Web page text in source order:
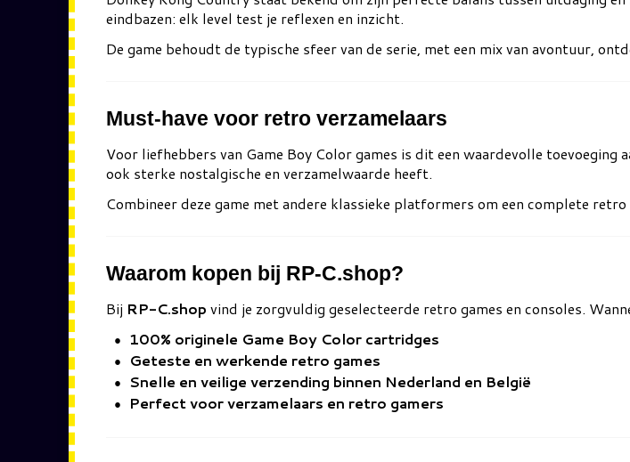
eindbazen: elk level test je reflexen en inzicht.
De game behoudt de typische sfeer van de serie, met een mix van avontuur,
Must-have voor retro verzamelaars
Voor liefhebbers van Game Boy Color games is dit een waardevolle
ook sterke nostalgische en verzamelwaarde heeft.
Combineer deze game met andere klassieke platformers om een complete
Waarom kopen bij RP-C.shop?
Bij RP-C.shop vind je zorgvuldig geselecteerde retro games en consoles.
100% originele Game Boy Color cartridges
Geteste en werkende retro games
Snelle en veilige verzending binnen Nederland en België
Perfect voor verzamelaars en retro gamers